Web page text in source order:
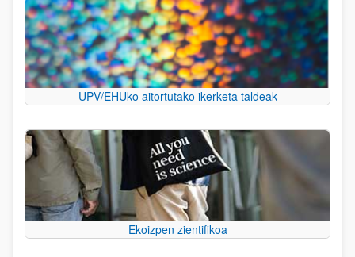
UPV/EHUko aitortutako ikerketa taldeak
Ekoizpen zientifikoa